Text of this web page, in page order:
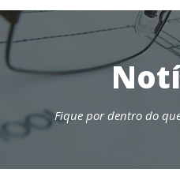
Fique por dentro do